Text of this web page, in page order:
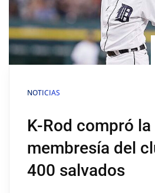
NOTICIAS
K-Rod compró la
membresía del
400 salvados